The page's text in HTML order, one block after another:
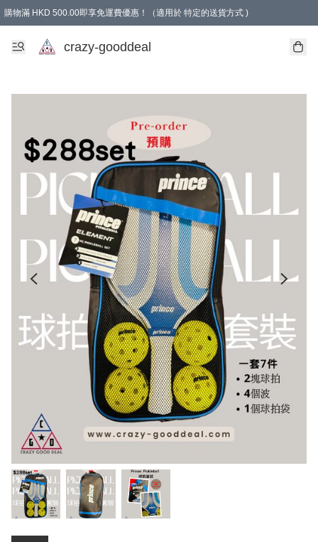
購物滿 HKD 500.00即享免運費優惠！（適用於 特定的送貨方式 )
成為會員可享免費禮品
crazy-gooddeal